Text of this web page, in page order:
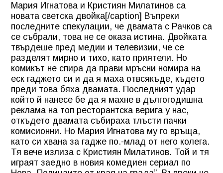
Мария Игнатова и Кристиян Милатинов са
новата светска двойка[/caption] Въпреки
последните спекулации, че двамата с Рачков са
се събрали, това не се оказа истина. Двойката
твърдеше пред медии и телевизии, че се
разделят мирно и тихо, като приятели. Но
комикът не спира да прави мръсни номира на
еск гаджето си и да я маха отвсякъде, където
преди това бяха двамата. Последният удар
който й нанесе бе да я махне в дългогодишна
реклама на топ ресторантска верига у нас,
откъдето двамата събираха тлъсти пачки
комисионни. Но Мария Игнатова му го връща,
като си хвана за гадже по.-млад от него колега.
Тя вече излиза с Кристиян Милатинов. Той и тя
играят заедно в новия комедиен сериал по